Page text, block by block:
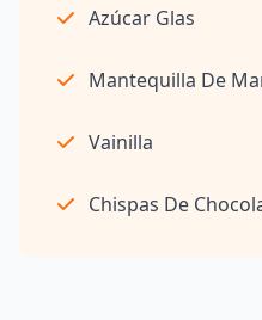
Azúcar Glas
Mantequilla De
Vainilla
Chispas De